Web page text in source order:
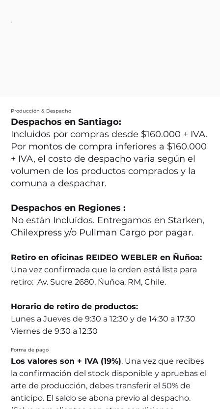
Producción & Despacho
Despachos en Santiago:
Incluidos por compras desde $160.000 + IVA.
Por montos de compra inferiores a $160.000
+ IVA, el costo de despacho varia según el
volumen de los productos comprados y la
comuna a despachar.
Despachos en Regiones :
No están Incluídos. Entregamos en Starken,
Chilexpress y/o Pullman Cargo por pagar.
Retiro en oficinas REIDEO WEBLER en Ñuñoa:
Una vez confirmada que la orden está lista para
retiro: Av. Sucre 2680, Ñuñoa, RM, Chile.
Horario de retiro de productos:
Lunes a Jueves de 9:30 a 12:30 y de 14:30 a 17:30
Viernes de 9:30 a 12:30
Forma de pago
Los valores son + IVA (19%). Una vez que recibes
la confirmación del stock disponible y apruebas el
arte de producción, debes transferir el 50% de
anticipo. El saldo se abona previo al despacho.